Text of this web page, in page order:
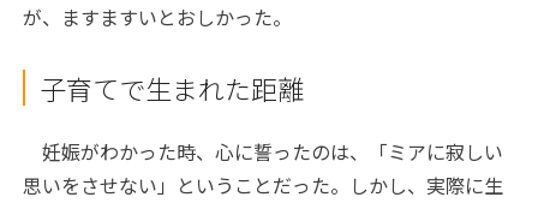
が、ますますいとおしかった。
子育てで生まれた距離
妊娠がわかった時、心に誓ったのは、「ミアに寂しい
思いをさせない」ということだった。しかし、実際に生